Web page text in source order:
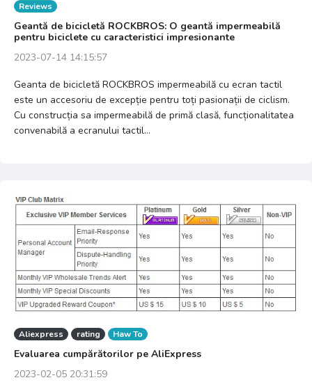
Reviews
Geantă de bicicletă ROCKBROS: O geantă impermeabilă
pentru biciclete cu caracteristici impresionante
2023-07-14 14:15:57
Geanta de bicicletă ROCKBROS impermeabilă cu ecran tactil
este un accesoriu de excepție pentru toți pasionații de ciclism.
Cu construcția sa impermeabilă de primă clasă, funcționalitatea
convenabilă a ecranului tactil...
Aliexpress rating Haw To
Evaluarea cumpărătorilor pe AliExpress
2023-02-05 20:31:59